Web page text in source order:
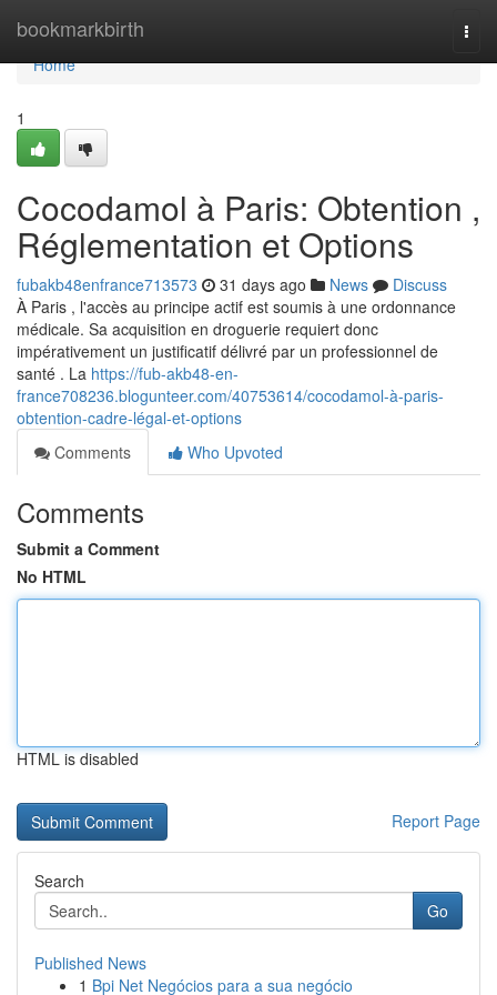
bookmarkbirth
Home
Home
1
Cocodamol à Paris: Obtention ,
Réglementation et Options
fubakb48enfrance713573 31 days ago News
Discuss
À Paris , l'accès au principe actif est soumis à une ordonnance
médicale. Sa acquisition en droguerie requiert donc
impérativement un justificatif délivré par un professionnel de
santé . La https://fub-akb48-en-
france708236.blogunteer.com/40753614/cocodamol-à-paris-
obtention-cadre-légal-et-options
Comments
Who Upvoted
Comments
Submit a Comment
No HTML
HTML is disabled
Report Page
Search
Go
Published News
1 Bpi Net Negócios para a sua negócio